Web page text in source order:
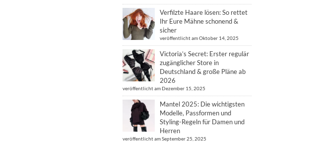
Verfilzte Haare lösen: So rettet
Ihr Eure Mähne schonend &
sicher
veröffentlicht am Oktober 14, 2025
Victoria’s Secret: Erster regulär
zugänglicher Store in
Deutschland & große Pläne ab
2026
veröffentlicht am Dezember 15, 2025
Mantel 2025: Die wichtigsten
Modelle, Passformen und
Styling-Regeln für Damen und
Herren
veröffentlicht am September 25, 2025